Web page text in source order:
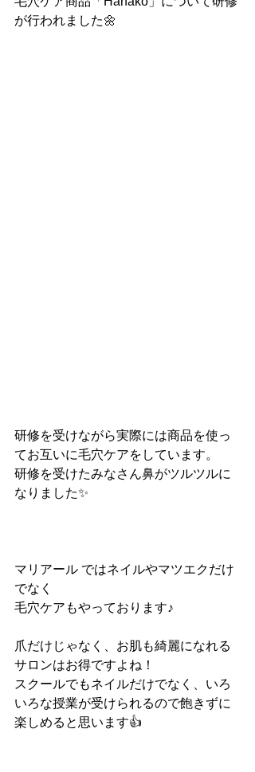
が行われました🌼
研修を受けながら実際には商品を使っ
てお互いに毛穴ケアをしています。
研修を受けたみなさん鼻がツルツルに
なりました✨
マリアール ではネイルやマツエクだけ
でなく
毛穴ケアもやっております♪
爪だけじゃなく、お肌も綺麗になれる
サロンはお得ですよね！
スクールでもネイルだけでなく、いろ
いろな授業が受けられるので飽きずに
楽しめると思います👍